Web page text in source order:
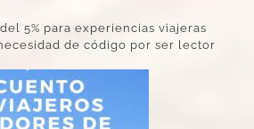
5% para experiencias viajeras
de código por ser lector